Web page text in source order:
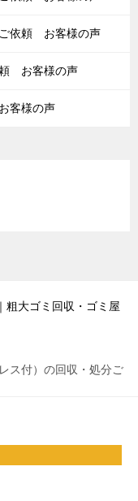
ご依頼 お客様の声
頼 お客様の声
客様の声
粗大ゴミ回収・ゴミ屋
ス付）の回収・処分ご